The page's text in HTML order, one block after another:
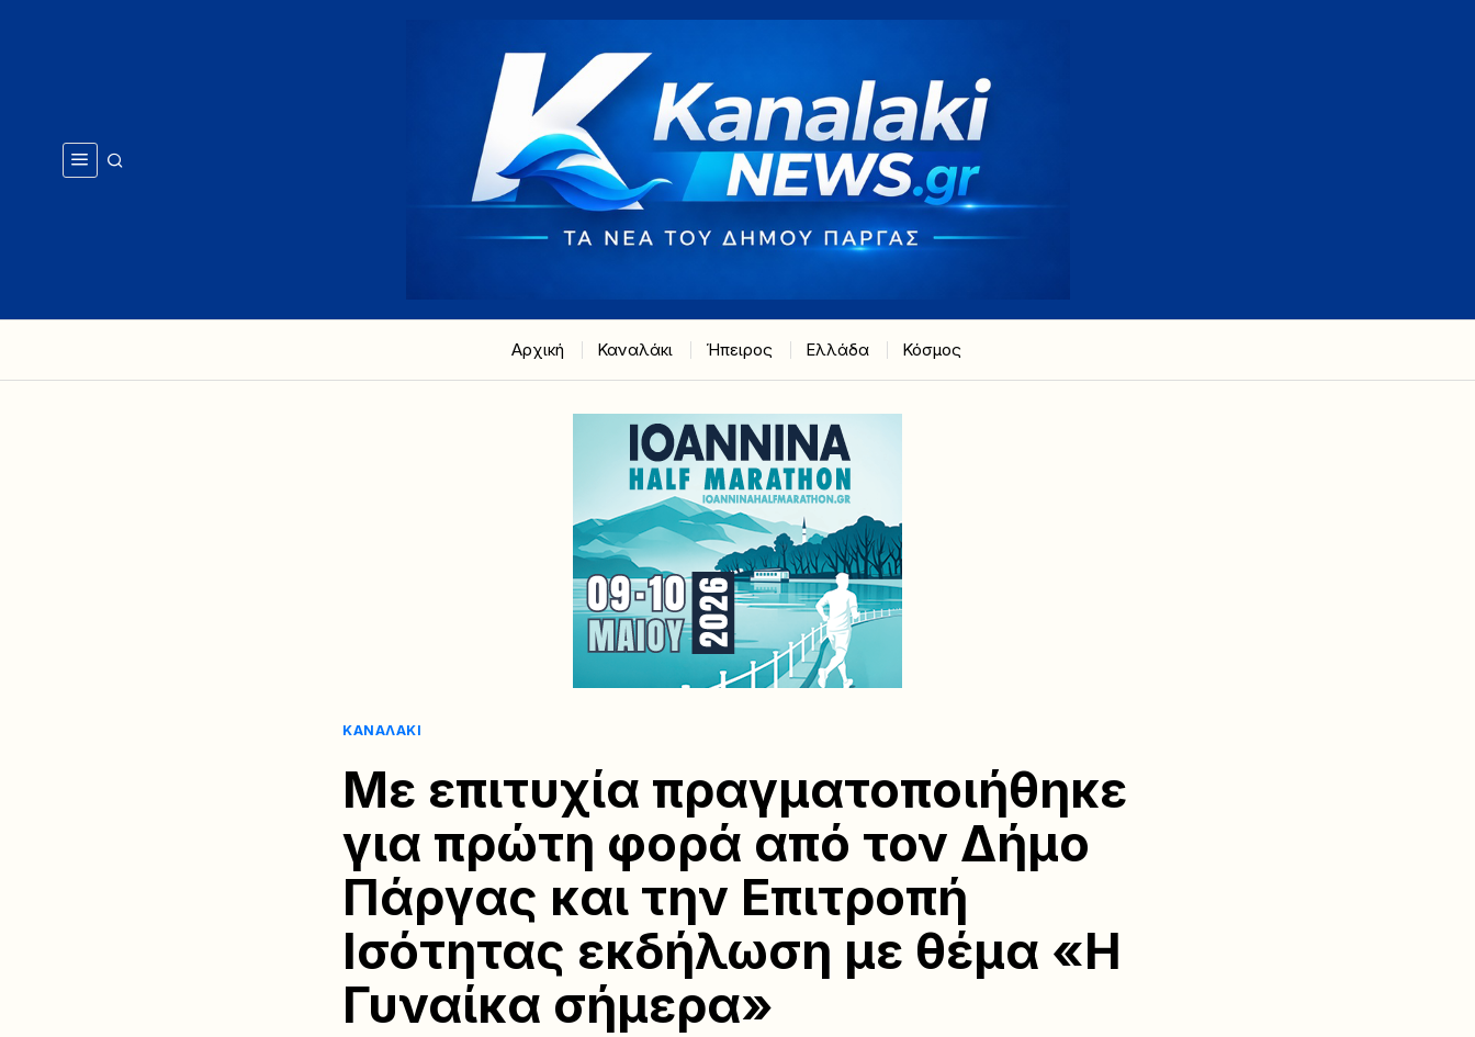
Αρχική Καναλάκι Ήπειρος Ελλάδα Κόσμος
ΚΑΝΑΛΆΚΙ
Με επιτυχία πραγματοποιήθηκε
για πρώτη φορά από τον Δήμο
Πάργας και την Επιτροπή
Ισότητας εκδήλωση με θέμα «Η
Γυναίκα σήμερα»